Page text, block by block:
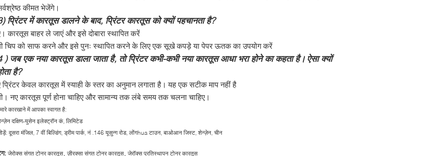
कीमत भेजेंगे।
प्रिंटर में कारतूस डालने के बाद, प्रिंटर कारतूस को क्यों पहचानता है?
कारतूस बाहर ले जाएं और इसे दोबारा स्थापित करें
चिप को साफ करने और इसे पुनः स्थापित करने के लिए एक सूखे कपड़े या पेपर ऊतक का उपयोग करें
) जब एक नया कारतूस डाला जाता है, तो प्रिंटर कभी-कभी नया कारतूस आधा भरा होने का कहता है।ऐसा क्यों
है?
प्रिंटर केवल कारतूस में स्याही के स्तर का अनुमान लगाता है। यह एक सटीक माप नहीं है
नए कारतूस पूर्ण होना चाहिए और सामान्य तक लंबे समय तक चलना चाहिए।
कारखाने में आपका स्वागत है:
दक्षिण-युसेन इलेक्ट्रॉन कं, लिमिटेड
दूसरा मंजिल, 7 वीं बिल्डिंग, ड्रीम पार्क, नं .146 यूसुन्ग रोड, लोंगhua टाउन, बाओआन जिस्ट, शेन्ज़ेन, चीन
जेरोक्स संगत टोनर कारतूस ज़ीरक्सा संगत टोनर कारतूस जेरॉक्स प्रतिस्थापन टोनर कारतूस